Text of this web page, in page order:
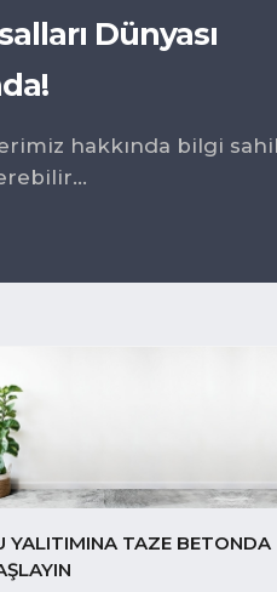
Dünyası
hakkında bilgi
YALITIMINA TAZE BETONDA